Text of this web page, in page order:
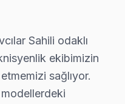
– 7.000 TL
350 – 950 TL
250 – 700 TL
ve arıza türüne göre
Sahili odaklı
ekibimizin
sağlıyor.